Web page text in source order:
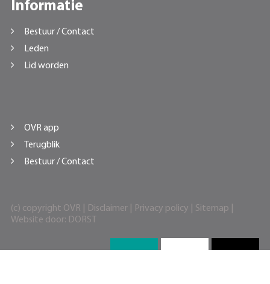
Informatie
Bestuur / Contact
Leden
Lid worden
OVR app
Terugblik
Bestuur / Contact
(c) copyright OVR | Disclaimer| Privacy policy Sitemap
Website door: DORST